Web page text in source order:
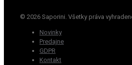
© 2026 Saporini. Všetky práva
Novinky
Predajne
GDPR
Kontakt